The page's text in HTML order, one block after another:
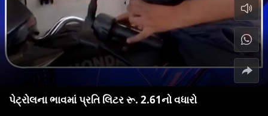
પેટ્રોલના ભાવમાં પ્રતિ લિટર રૂ. 2.61નો વધારો